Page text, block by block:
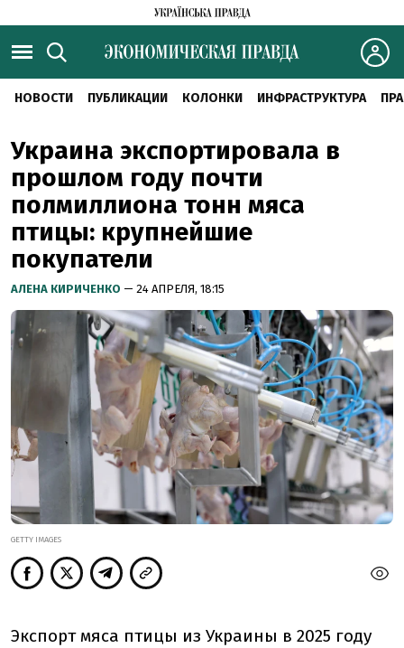
НОВОСТИ ПУБЛИКАЦИИ КОЛОНКИ ИНФРАСТРУКТУРА
Украина экспортировала в
прошлом году почти
полмиллиона тонн мяса
птицы: крупнейшие
покупатели
АЛЕНА КИРИЧЕНКО — 24 АПРЕЛЯ, 18:15
GETTY IMAGES
Экспорт мяса птицы из Украины в 2025 году